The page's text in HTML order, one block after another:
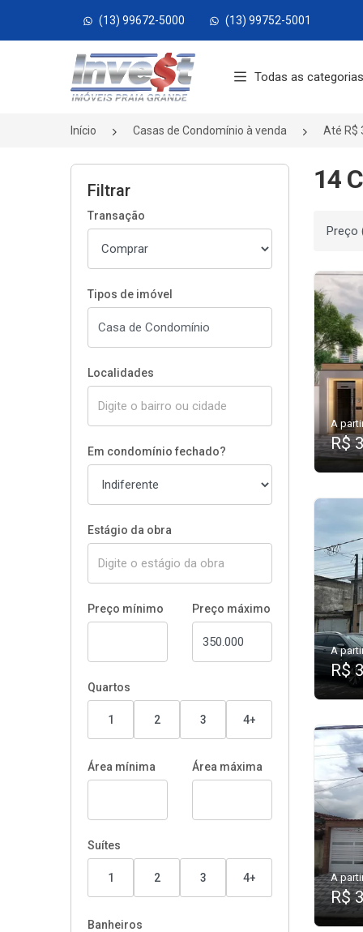
(13) 99672-5000 (13) 99752-5001
Página inicial
Todas as categorias
Início Casas de Condomínio à venda Até R$
Filtrar
Transação
Tipos de imóvel
Localidades
Em condomínio fechado?
Estágio da obra
Preço mínimo Preço máximo
Quartos
1 2 3 4+
Área mínima Área máxima
Suítes
1 2 3 4+
Banheiros
14
A
R$
A
R$
A
R$